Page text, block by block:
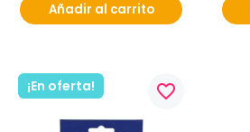
Añadir al carrito
¡En oferta! favorite_border